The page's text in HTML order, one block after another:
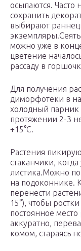
осыпаются. Часто
сохранить
выбирают
можно уже в
цветение
рассаду в
Для получения
диморфотеки в
холодный парник
протяжении 2-3
+15°С.
Растения
стаканчики,
листика.Можно
на подоконнике.
перенести
15°), чтобы
постоянное
аккуратно,
комом, стараясь